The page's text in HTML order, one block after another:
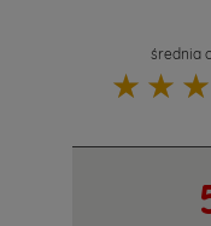
średnia
☆
☆
☆